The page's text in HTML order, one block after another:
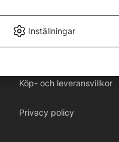
Köp- och leveransvillkor
Privacy policy
Inställningar